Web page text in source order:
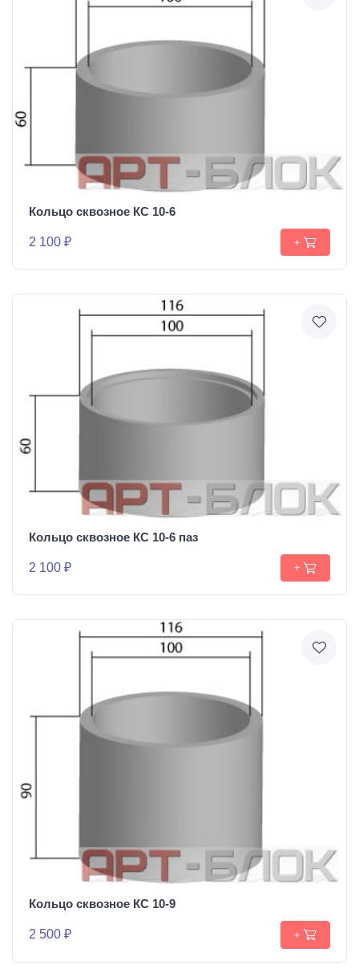
Кольцо сквозное КС 10-6
2 100 ₽ +
Кольцо сквозное КС 10-6 паз
2 100 ₽ +
Кольцо сквозное КС 10-9
2 500 ₽ +